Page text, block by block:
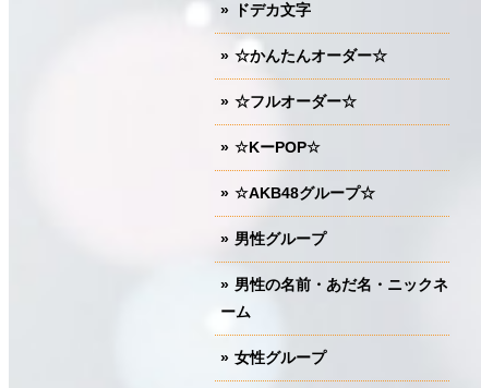
ドデカ文字
☆かんたんオーダー☆
☆フルオーダー☆
☆KーPOP☆
☆AKB48グループ☆
男性グループ
男性の名前・あだ名・ニックネ
ーム
女性グループ